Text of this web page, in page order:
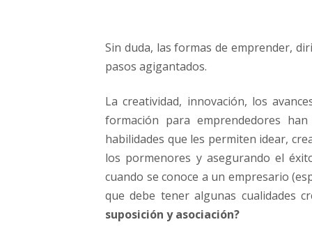
i
n
o
v
c
i
ó
n
y
e
Sin duda, las formas de emprender,
pasos agigantados.
La creatividad, innovación, los
formación para emprendedores
habilidades que les permiten idear,
los pormenores y asegurando el
cuando se conoce a un empresario
que debe tener algunas cualidades
suposición y asociación?